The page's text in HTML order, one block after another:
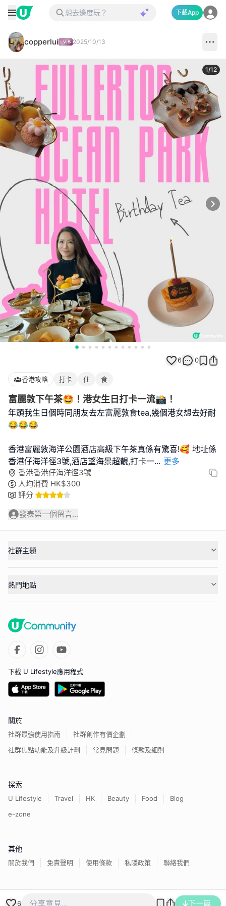
下載App
copperlui 2025/10/13
1/12
6 0
香港攻略 打卡 住 食
富麗敦下午茶🤩！港女生日打卡一流📸！
年頭我生日個時同朋友去左富麗敦食tea,幾個港女想去好耐
😂😂😂
香港富麗敦海洋公園酒店高級下午茶真係有驚喜!🥰 地址係
香港仔海洋徑3號,酒店望海景超靚,打卡一... 更多
香港香港仔海洋徑3號
人均消費 HK$300
評分
發表第一個留言...
6 下一篇
社群主題
熱門地點
下載 U Lifestyle應用程式
關於
社群最強使用指南
社群創作有價企劃
社群焦點功能及升級計劃
常見問題 條款及細則
探索
U Lifestyle Travel HK Beauty Food
Blog
e-zone
其他
關於我們 免責聲明 使用條款 私隱政策 聯絡我們
香港經濟日報版權所有©